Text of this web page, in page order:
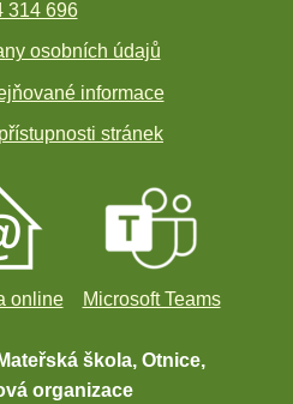
314 696
osobních údajů
informace
stránek
online Microsoft Teams
škola, Otnice,
organizace